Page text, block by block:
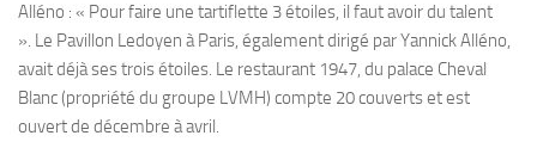
Alléno : « Pour faire une tartiflette 3 étoiles, il faut avoir du talent
». Le Pavillon Ledoyen à Paris, également dirigé par Yannick Alléno,
avait déjà ses trois étoiles. Le restaurant 1947, du palace Cheval
Blanc (propriété du groupe LVMH) compte 20 couverts et est
ouvert de décembre à avril.